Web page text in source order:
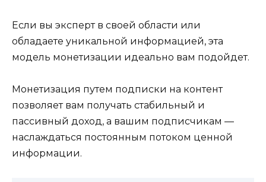
Если вы эксперт в своей области или
обладаете уникальной информацией, эта
модель монетизации идеально вам подойдет.
Монетизация путем подписки на контент
позволяет вам получать стабильный и
пассивный доход, а вашим подписчикам —
наслаждаться постоянным потоком ценной
информации.